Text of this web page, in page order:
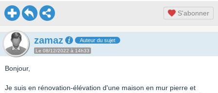
S'abonner
zamaz Auteur du sujet
Le 08/12/2022 à 14h33
Bonjour,
Je suis en rénovation-élévation d'une maison en mur pierre et